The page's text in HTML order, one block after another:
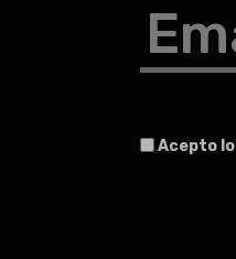
Acepto